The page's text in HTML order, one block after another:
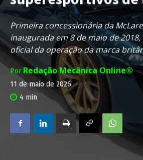
Primeira concessionária da
inaugurada em 8 de maio de
oficial da operação da marca
Por Redação Mecânica Online®
11 de maio de 2026
4 min